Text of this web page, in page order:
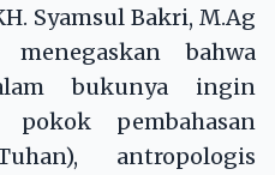
Syamsul Bakri, M.Ag
menegaskan bahwa
bukunya ingin
pembahasan
antropologis